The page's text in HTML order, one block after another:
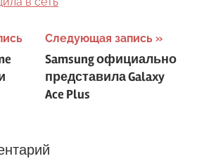
Следующая запись
Samsung официально
представила Galaxy
Ace Plus